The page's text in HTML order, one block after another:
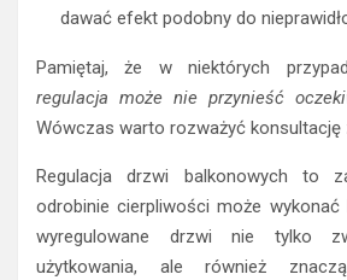
dawać efekt podobny do
Pamiętaj, że w niektórych
regulacja może nie przynieść
Wówczas warto rozważyć konsultację
Regulacja drzwi balkonowych to
odrobinie cierpliwości może wykonać
wyregulowane drzwi nie tylko
użytkowania, ale również